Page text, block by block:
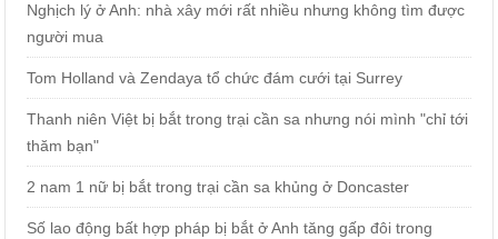
Nghịch lý ở Anh: nhà xây mới rất nhiều nhưng không tìm được
người mua
Tom Holland và Zendaya tổ chức đám cưới tại Surrey
Thanh niên Việt bị bắt trong trại cần sa nhưng nói mình "chỉ tới
thăm bạn"
2 nam 1 nữ bị bắt trong trại cần sa khủng ở Doncaster
Số lao động bất hợp pháp bị bắt ở Anh tăng gấp đôi trong